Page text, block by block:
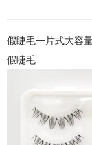
假睫毛一片式大容
假睫毛